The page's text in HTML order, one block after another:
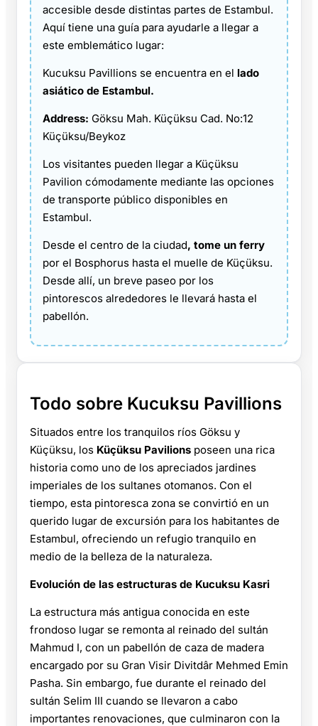
accesible desde distintas partes de Estambul.
Aquí tiene una guía para ayudarle a llegar a
este emblemático lugar:
Kucuksu Pavillions se encuentra en el lado
asiático de Estambul.
Address: Göksu Mah. Küçüksu Cad. No:12
Küçüksu/Beykoz
Los visitantes pueden llegar a Küçüksu
Pavilion cómodamente mediante las opciones
de transporte público disponibles en
Estambul.
Desde el centro de la ciudad, tome un ferry
por el Bosphorus hasta el muelle de Küçüksu.
Desde allí, un breve paseo por los
pintorescos alrededores le llevará hasta el
pabellón.
Todo sobre Kucuksu Pavillions
Situados entre los tranquilos ríos Göksu y
Küçüksu, los Küçüksu Pavilions poseen una rica
historia como uno de los apreciados jardines
imperiales de los sultanes otomanos. Con el
tiempo, esta pintoresca zona se convirtió en un
querido lugar de excursión para los habitantes de
Estambul, ofreciendo un refugio tranquilo en
medio de la belleza de la naturaleza.
Evolución de las estructuras de Kucuksu Kasri
La estructura más antigua conocida en este
frondoso lugar se remonta al reinado del sultán
Mahmud I, con un pabellón de caza de madera
encargado por su Gran Visir Divitdâr Mehmed Emin
Pasha. Sin embargo, fue durante el reinado del
sultán Selim III cuando se llevaron a cabo
importantes renovaciones, que culminaron con la